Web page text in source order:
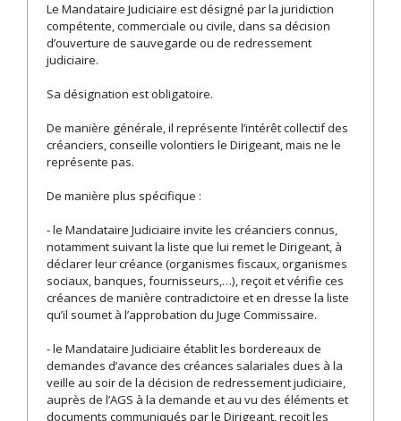
Le Mandataire Judiciaire est désigné par la juridiction
compétente, commerciale ou civile, dans sa décision
d’ouverture de sauvegarde ou de redressement
judiciaire.
Sa désignation est obligatoire.
De manière générale, il représente l’intérêt collectif des
créanciers, conseille volontiers le Dirigeant, mais ne le
représente pas.
De manière plus spécifique :
- le Mandataire Judiciaire invite les créanciers connus,
notamment suivant la liste que lui remet le Dirigeant, à
déclarer leur créance (organismes fiscaux, organismes
sociaux, banques, fournisseurs,…), reçoit et vérifie ces
créances de manière contradictoire et en dresse la liste
qu’il soumet à l’approbation du Juge Commissaire.
- le Mandataire Judiciaire établit les bordereaux de
demandes d’avance des créances salariales dues à la
veille au soir de la décision de redressement judiciaire,
auprès de l’AGS à la demande et au vu des éléments et
documents communiqués par le Dirigeant, reçoit les